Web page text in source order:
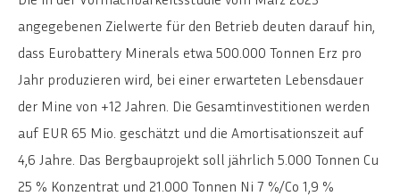
angegebenen Zielwerte für den Betrieb deuten darauf hin,
dass Eurobattery Minerals etwa 500.000 Tonnen Erz pro
Jahr produzieren wird, bei einer erwarteten Lebensdauer
der Mine von +12 Jahren. Die Gesamtinvestitionen werden
auf EUR 65 Mio. geschätzt und die Amortisationszeit auf
4,6 Jahre. Das Bergbauprojekt soll jährlich 5.000 Tonnen Cu
25 % Konzentrat und 21.000 Tonnen Ni 7 %/Co 1,9 %